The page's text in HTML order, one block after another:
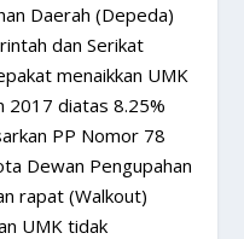
Daerah (Depeda)
dan Serikat
menaikkan UMK
2017 diatas 8.25%
PP Nomor 78
Dewan Pengupahan
rapat (Walkout)
UMK tidak